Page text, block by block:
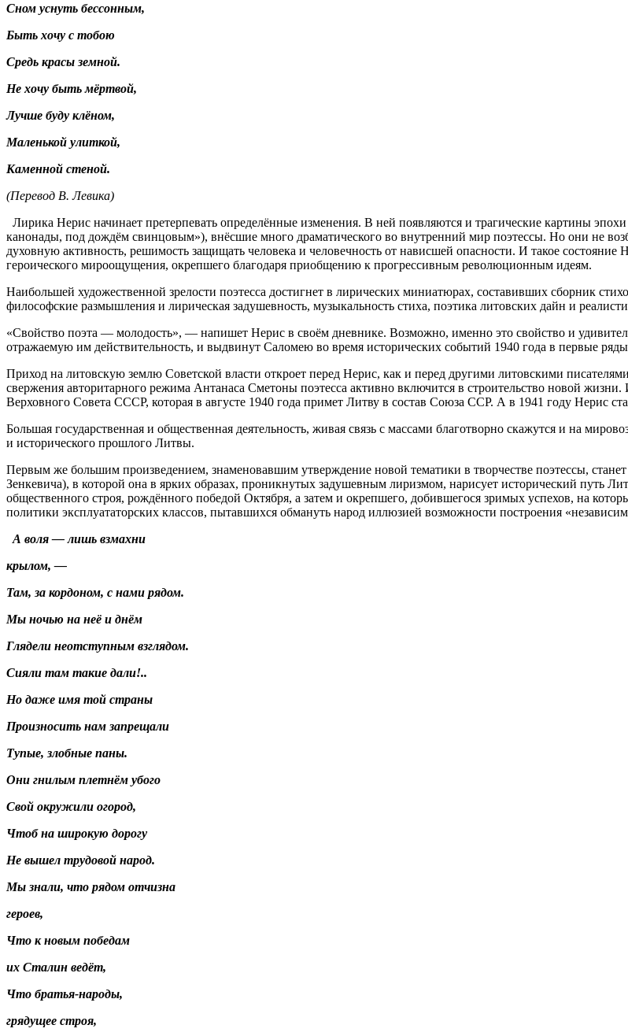
Сном уснуть бессонным,
Быть хочу с тобою
Средь красы земной.
Не хочу быть мёртвой,
Лучше буду клёном,
Маленькой улиткой,
Каменной стеной.
(Перевод В. Левика)
Лирика Нерис начинает претерпевать определённые изменения. В ней появляются и трагические картины
канонады, под дождём свинцовым»), внёсшие много драматического во внутренний мир поэтессы. Но они не
духовную активность, решимость защищать человека и человечность от нависшей опасности. И такое состояние
героического мироощущения, окрепшего благодаря приобщению к прогрессивным революционным идеям.
Наибольшей художественной зрелости поэтесса достигнет в лирических миниатюрах, составивших сборник
философские размышления и лирическая задушевность, музыкальность стиха, поэтика литовских дайн и
«Свойство поэта — молодость», — напишет Нерис в своём дневнике. Возможно, именно это свойство и
отражаемую им действительность, и выдвинут Саломею во время исторических событий 1940 года в первые
Приход на литовскую землю Советской власти откроет перед Нерис, как и перед другими литовскими
свержения авторитарного режима Антанаса Сметоны поэтесса активно включится в строительство новой
Верховного Совета СССР, которая в августе 1940 года примет Литву в состав Союза ССР. А в 1941 году Нерис
Большая государственная и общественная деятельность, живая связь с массами благотворно скажутся и на
и исторического прошлого Литвы.
Первым же большим произведением, знаменовавшим утверждение новой тематики в творчестве поэтессы,
Зенкевича), в которой она в ярких образах, проникнутых задушевным лиризмом, нарисует исторический путь
общественного строя, рождённого победой Октября, а затем и окрепшего, добившегося зримых успехов, на
политики эксплуататорских классов, пытавшихся обмануть народ иллюзией возможности построения
А воля — лишь взмахни
крылом, —
Там, за кордоном, с нами рядом.
Мы ночью на неё и днём
Глядели неотступным взглядом.
Сияли там такие дали!..
Но даже имя той страны
Произносить нам запрещали
Тупые, злобные паны.
Они гнилым плетнём убого
Свой окружили огород,
Чтоб на широкую дорогу
Не вышел трудовой народ.
Мы знали, что рядом отчизна
героев,
Что к новым победам
их Сталин ведёт,
Что братья-народы,
грядущее строя,